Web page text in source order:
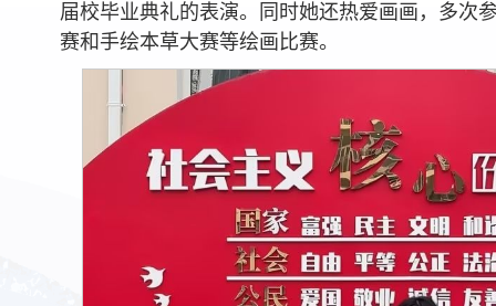
届校毕业典礼的表演。同时她还热爱画画，多次
赛和手绘本草大赛等绘画比赛。